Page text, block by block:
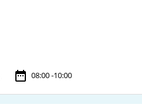
08:00 -10:00